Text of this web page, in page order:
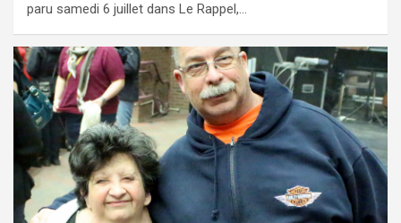
paru samedi 6 juillet dans Le Rappel,…